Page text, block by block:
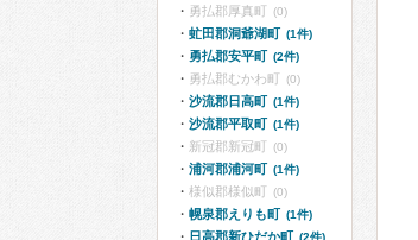
勇払郡厚真町 (0)
虻田郡洞爺湖町 (1件)
勇払郡安平町 (2件)
勇払郡むかわ町 (0)
沙流郡日高町 (1件)
沙流郡平取町 (1件)
新冠郡新冠町 (0)
浦河郡浦河町 (1件)
様似郡様似町 (0)
幌泉郡えりも町 (1件)
日高郡新ひだか町 (2件)